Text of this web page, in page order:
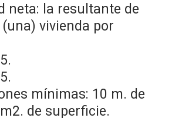
neta: la resultante de
vivienda por
mínimas: 10 m. de
de superficie.